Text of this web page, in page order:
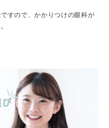
すので、かかりつけの眼科が